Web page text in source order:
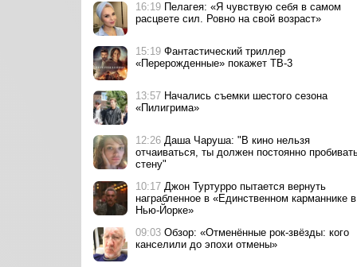
16:19 Пелагея: «Я чувствую себя в самом
расцвете сил. Ровно на свой возраст»
15:19 Фантастический триллер
«Перерожденные» покажет ТВ-3
13:57 Начались съемки шестого сезона
«Пилигрима»
12:26 Даша Чаруша: "В кино нельзя
отчаиваться, ты должен постоянно
стену"
10:17 Джон Туртурро пытается вернуть
награбленное в «Единственном карманнике в
Нью-Йорке»
09:03 Обзор: «Отменённые рок-звёзды: кого
канселили до эпохи отмены»